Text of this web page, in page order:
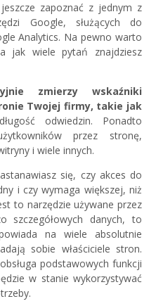
zapoznać z jednym z
Google, służących do
Analytics. Na pewno warto
jak wiele pytań znajdziesz
zmierzy wskaźniki
Twojej firmy, takie jak
odwiedzin. Ponadto
przez stronę,
i wiele innych.
się, czy akces do
i czy wymaga większej, niż
to narzędzie używane przez
szczegółowych danych, to
na wiele absolutnie
sobie właściciele stron.
podstawowych funkcji
w stanie wykorzystywać